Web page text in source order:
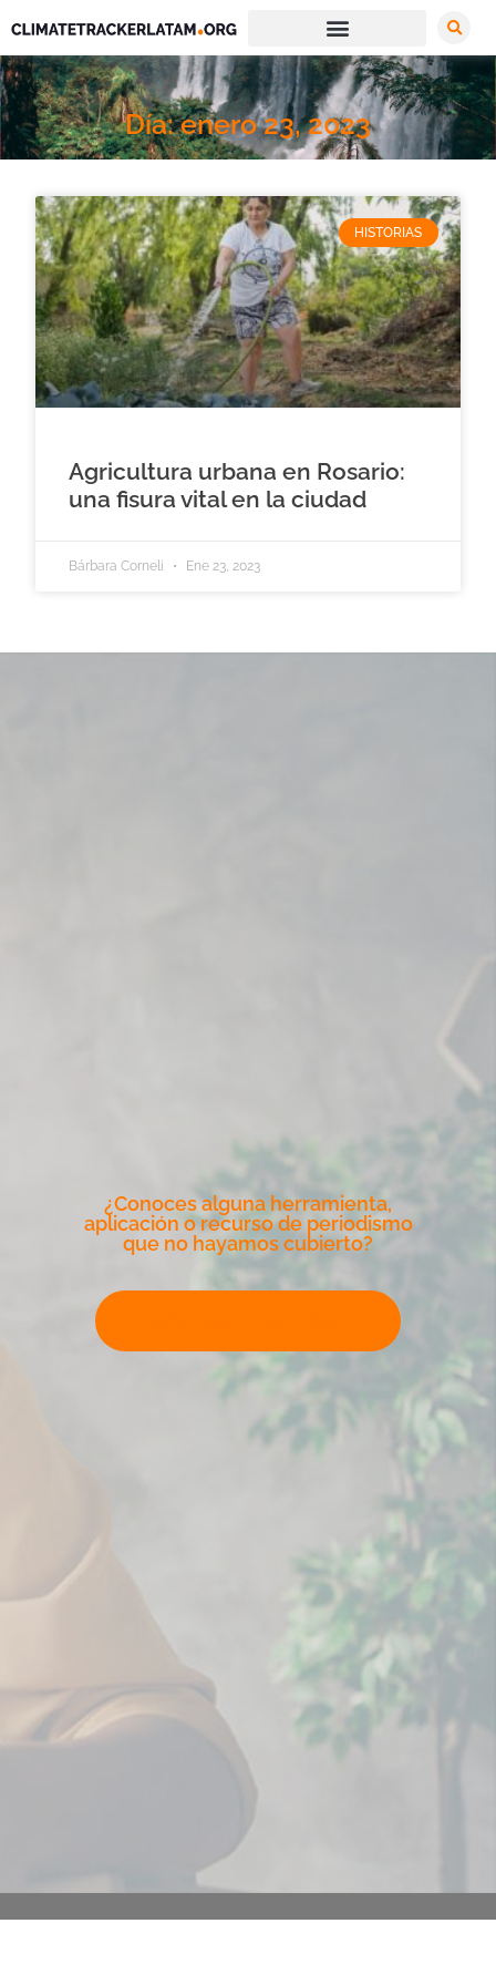
Día: enero 23, 2023
HISTORIAS
Agricultura urbana en Rosario:
una fisura vital en la ciudad
Bárbara Corneli Ene 23, 2023
¿Conoces alguna herramienta,
aplicación o recurso de periodismo
que no hayamos cubierto?